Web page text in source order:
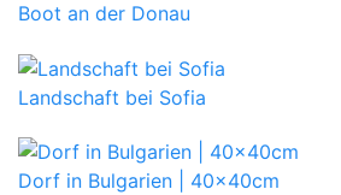
Boot an der Donau
Landschaft bei Sofia
Dorf in Bulgarien | 40x40cm